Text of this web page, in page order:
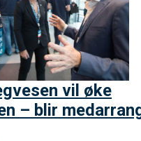
vil øke
– blir